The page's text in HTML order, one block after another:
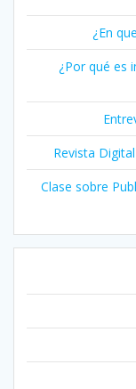
¿En
¿Por qué es
Revista
Clase sobre